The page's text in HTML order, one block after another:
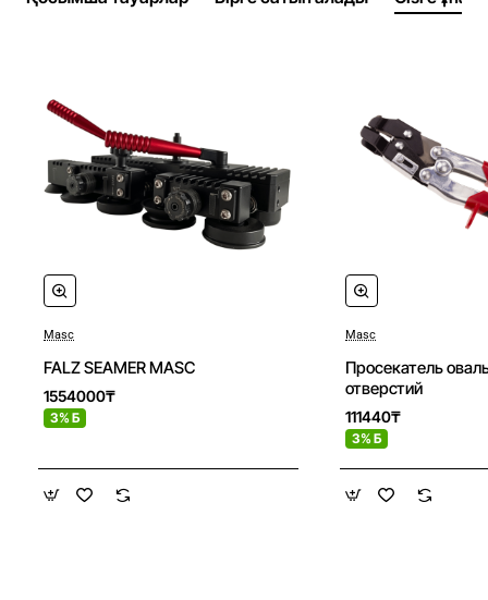
Төменгі фальц ролигі, қара 4,55 кг
Жоғарғы фальц ролигі, қара/қызыл 5,3 кг
Жиынтықтың жалпы салмағы:
Masc
FALZ SEAMER MASC
1554000₸
3% Б
Masc
Просекатель
отверстий
111440₸
3% Б